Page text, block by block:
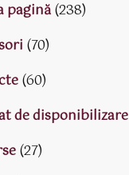
pagină(238)
(70)
(60)
de disponibilizare
(27)